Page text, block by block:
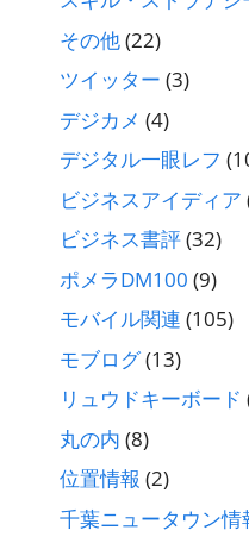
その他(22)
ツイッター (3)
デジカメ (4)
デジタル一眼レフ
ビジネスアイディア
ビジネス書評(32)
ポメラDM100 (9)
モバイル関連 (105)
モブログ(13)
リュウドキーボード
丸の内 (8)
位置情報 (2)
千葉ニュータウン情